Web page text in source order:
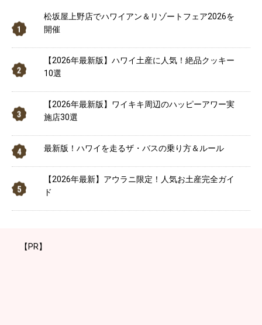
松坂屋上野店でハワイアン＆リゾートフェア2026を
開催
【2026年最新版】ハワイ土産に人気！絶品クッキー
10選
【2026年最新版】ワイキキ周辺のハッピーアワー実
施店30選
最新版！ハワイを走るザ・バスの乗り方＆ルール
【2026年最新】アウラニ限定！人気お土産完全ガイ
ド
【PR】